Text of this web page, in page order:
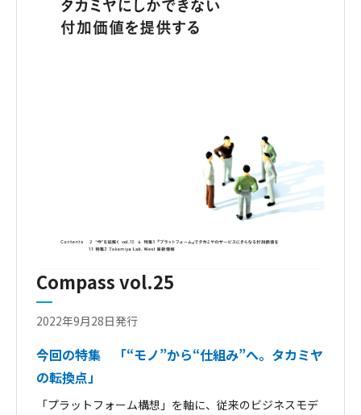
Compass vol.25
2022年9月28日発行
今回の特集
「“モノ”から“仕組み”へ。タカミヤ
の転換点」
「プラットフォーム構想」を軸に、従来のビジネスモデ